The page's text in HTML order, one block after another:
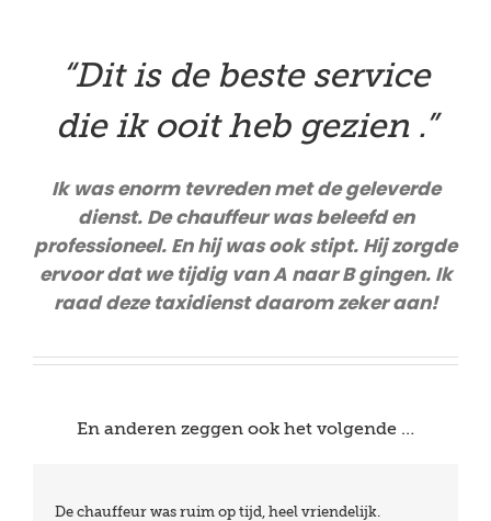
“Dit is de beste service
die ik ooit heb gezien .”
Ik was enorm tevreden met de geleverde
dienst. De chauffeur was beleefd en
professioneel. En hij was ook stipt. Hij zorgde
ervoor dat we tijdig van A naar B gingen. Ik
raad deze taxidienst daarom zeker aan!
En anderen zeggen ook het volgende …
We waren zeer tevreden over de stiptheid en de
De chauffeur was ruim op tijd, heel vriendelijk.